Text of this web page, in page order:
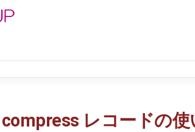
compress レコードの使